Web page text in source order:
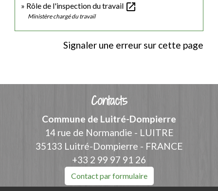
Rôle de l'inspection du travail open_in_new
Ministère chargé du travail
Signaler une erreur sur cette page
Contacts
Commune de Luitré-Dompierre
14 rue de Normandie - LUITRE
35133 Luitré-Dompierre - FRANCE
+33 2 99 97 91 26
Contact par formulaire